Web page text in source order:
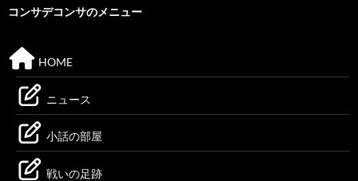
コンサデコンサのメニュー
HOME
ニュース
小話の部屋
戦いの足跡